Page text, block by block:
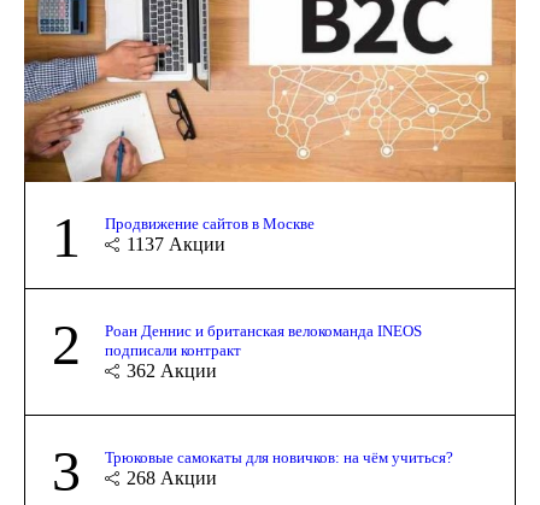
1 Продвижение сайтов в Москве
1137 Акции
2
Роан Деннис и британская велокоманда INEOS
подписали контракт
362 Акции
3 Трюковые самокаты для новичков: на чём учиться?
268 Акции